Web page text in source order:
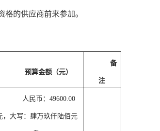
的供应商前来参加。
预算金额（元）
备
注
人民币：49600.00
，大写：肆万玖仟陆佰元